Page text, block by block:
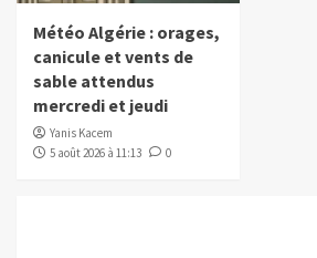
Météo Algérie : orages,
canicule et vents de
sable attendus
mercredi et jeudi
Yanis Kacem
5 août 2026 à 11:13
0